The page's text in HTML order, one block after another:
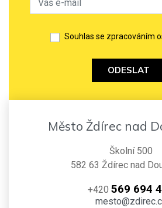
Souhlas se zpracováním
ODESLAT
Město Ždírec nad
Školní 500
582 63 Ždírec nad
+420 569 694